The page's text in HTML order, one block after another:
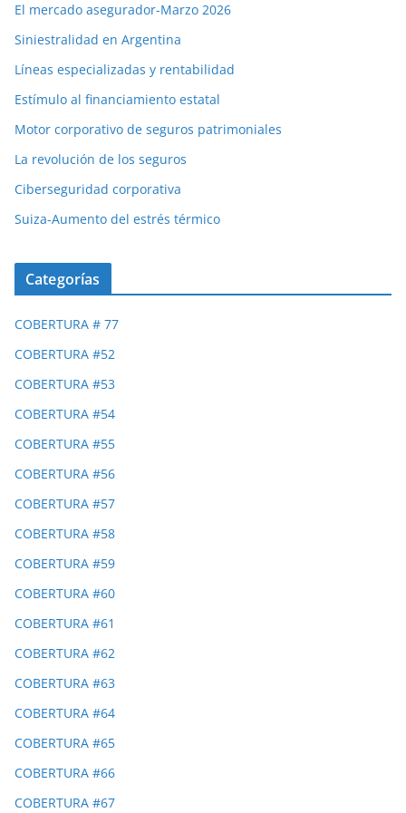
El mercado asegurador-Marzo 2026
Siniestralidad en Argentina
Líneas especializadas y rentabilidad
Estímulo al financiamiento estatal
Motor corporativo de seguros patrimoniales
La revolución de los seguros
Ciberseguridad corporativa
Suiza-Aumento del estrés térmico
Categorías
COBERTURA # 77
COBERTURA #52
COBERTURA #53
COBERTURA #54
COBERTURA #55
COBERTURA #56
COBERTURA #57
COBERTURA #58
COBERTURA #59
COBERTURA #60
COBERTURA #61
COBERTURA #62
COBERTURA #63
COBERTURA #64
COBERTURA #65
COBERTURA #66
COBERTURA #67